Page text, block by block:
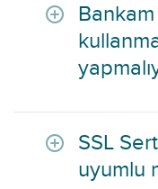
SSL
uyumlu